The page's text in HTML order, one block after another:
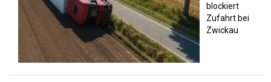
blockiert
Zufahrt bei
Zwickau